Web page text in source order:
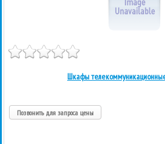
Шкафы
Позвонить для запроса цены